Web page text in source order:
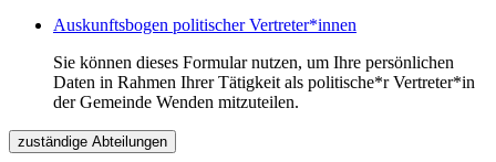
Auskunftsbogen politischer Vertreter*innen
Sie können dieses Formular nutzen, um Ihre persönlichen
Daten in Rahmen Ihrer Tätigkeit als politische*r Vertreter*in
der Gemeinde Wenden mitzuteilen.
zuständige Abteilungen